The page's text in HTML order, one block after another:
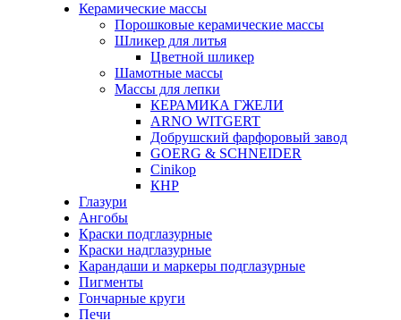
Керамические массы
Порошковые керамические массы
Шликер для литья
Цветной шликер
Шамотные массы
Массы для лепки
КЕРАМИКА ГЖЕЛИ
ARNO WITGERT
Добрушский фарфоровый завод
GOERG & SCHNEIDER
Cinikop
КНР
Глазури
Ангобы
Краски подглазурные
Краски надглазурные
Карандаши и маркеры подглазурные
Пигменты
Гончарные круги
Печи